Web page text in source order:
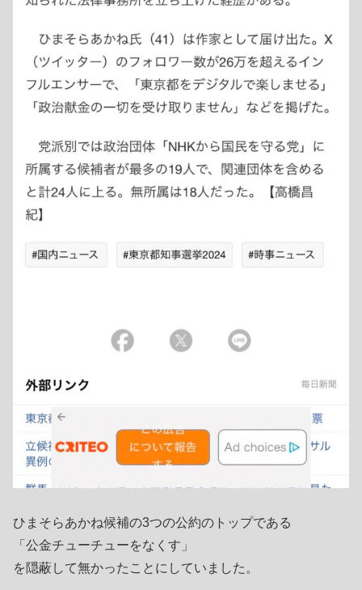
ひまそらあかね候補の3つの公約のトップである
「公金チューチューをなくす」
を隠蔽して無かったことにしていました。